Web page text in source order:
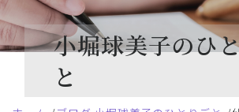
小堀球美子のひ
と